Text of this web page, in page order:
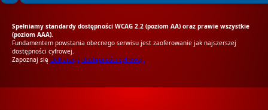
Spełniamy standardy dostępności WCAG 2.2 (poziom AA) oraz prawie wszystkie
(poziom AAA).
Fundamentem powstania obecnego serwisu jest zaoferowanie jak najszerszej
dostępności cyfrowej.
Zapoznaj się Deklaracją dostępności cyfrowej.